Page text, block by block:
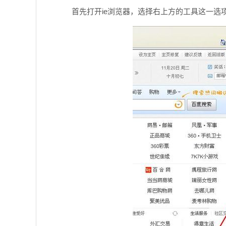
首先打开ie浏览器，选择右上方的工具这一选